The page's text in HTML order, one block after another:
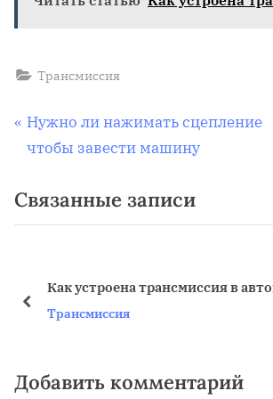
Трансмиссия
Навигация
записям
П
р
д
ы
щ
з
Нужно ли нажимать сцепление
чтобы завести машину
Связанные записи
Как устроена трансмиссия в
Трансмиссия
пред
Добавить комментарий